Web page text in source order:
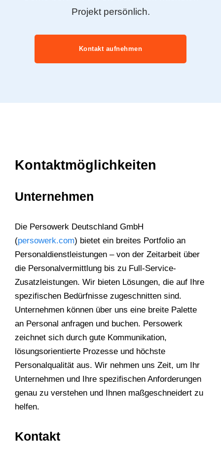
Projekt persönlich.
Kontakt aufnehmen
Kontaktmöglichkeiten
Unternehmen
Die Persowerk Deutschland GmbH
(persowerk.com) bietet ein breites Portfolio an
Personaldienstleistungen – von der Zeitarbeit über
die Personalvermittlung bis zu Full-Service-
Zusatzleistungen. Wir bieten Lösungen, die auf Ihre
spezifischen Bedürfnisse zugeschnitten sind.
Unternehmen können über uns eine breite Palette
an Personal anfragen und buchen. Persowerk
zeichnet sich durch gute Kommunikation,
lösungsorientierte Prozesse und höchste
Personalqualität aus. Wir nehmen uns Zeit, um Ihr
Unternehmen und Ihre spezifischen Anforderungen
genau zu verstehen und Ihnen maßgeschneidert zu
helfen.
Kontakt